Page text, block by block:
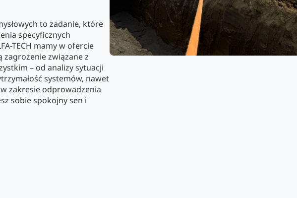
to zadanie, które
specyficznych
TECH mamy w ofercie
zagrożenie związane z
– od analizy sytuacji
systemów, nawet
zakresie odprowadzenia
sobie spokojny sen i